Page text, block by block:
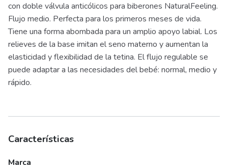
con doble válvula anticólicos para biberones NaturalFeeling.
Flujo medio. Perfecta para los primeros meses de vida.
Tiene una forma abombada para un amplio apoyo labial. Los
relieves de la base imitan el seno materno y aumentan la
elasticidad y flexibilidad de la tetina. El flujo regulable se
puede adaptar a las necesidades del bebé: normal, medio y
rápido.
Características
Marca